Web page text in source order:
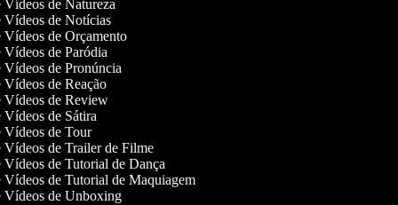
Vídeos de Natureza
Vídeos de Notícias
Vídeos de Orçamento
Vídeos de Paródia
Vídeos de Pronúncia
Vídeos de Reação
Vídeos de Review
Vídeos de Sátira
Vídeos de Tour
Vídeos de Trailer de Filme
Vídeos de Tutorial de Dança
Vídeos de Tutorial de Maquiagem
Vídeos de Unboxing